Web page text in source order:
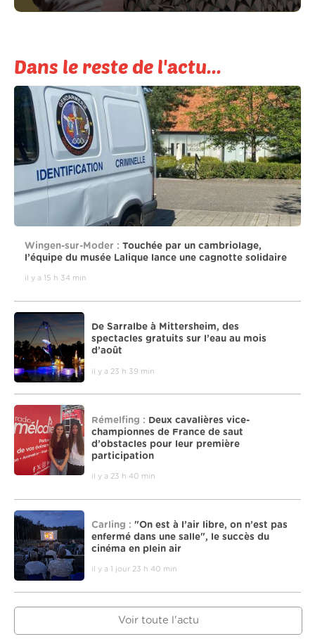
Dans le reste de l'actu...
Wingen-sur-Moder : Touchée par un cambriolage,
l’équipe du musée Lalique lance une cagnotte solidaire
il y a 15 h 34 min
De Sarralbe à Mittersheim, des
spectacles gratuits sur l’eau au mois
d’août
il y a 23 h 39 min
Rémelfing : Deux cavalières vice-
championnes de France de saut
d’obstacles pour leur première
participation
il y a 23 h 40 min
Carling : "On est à l’air libre, on n’est pas
enfermé dans une salle", le succès du
cinéma en plein air
il y a 1 jour 23 h 40 min
Voir toute l'actu